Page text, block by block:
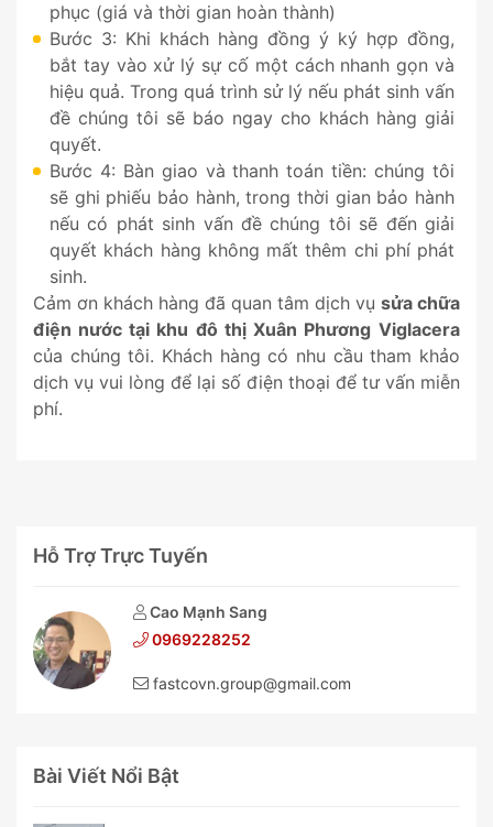
phục (giá và thời gian hoàn thành)
Bước 3: Khi khách hàng đồng ý ký hợp đồng,
bắt tay vào xử lý sự cố một cách nhanh gọn và
hiệu quả. Trong quá trình sử lý nếu phát sinh vấn
đề chúng tôi sẽ báo ngay cho khách hàng giải
quyết.
Bước 4: Bàn giao và thanh toán tiền: chúng tôi
sẽ ghi phiếu bảo hành, trong thời gian bảo hành
nếu có phát sinh vấn đề chúng tôi sẽ đến giải
quyết khách hàng không mất thêm chi phí phát
sinh.
Cảm ơn khách hàng đã quan tâm dịch vụ sửa chữa
điện nước tại khu đô thị Xuân Phương Viglacera
của chúng tôi. Khách hàng có nhu cầu tham khảo
dịch vụ vui lòng để lại số điện thoại để tư vấn miễn
phí.
Hỗ Trợ Trực Tuyến
Cao Mạnh Sang
0969228252
fastcovn.group@gmail.com
Bài Viết Nổi Bật